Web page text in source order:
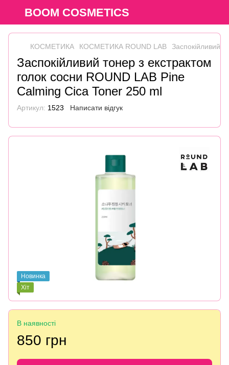
BOOM COSMETICS
КОСМЕТИКА КОСМЕТИКА ROUND LAB Заспокійливий
Заспокійливий тонер з екстрактом
голок сосни ROUND LAB Pine
Calming Cica Toner 250 ml
Артикул: 1523 Написати відгук
Новинка
Хіт
В наявності
850 грн